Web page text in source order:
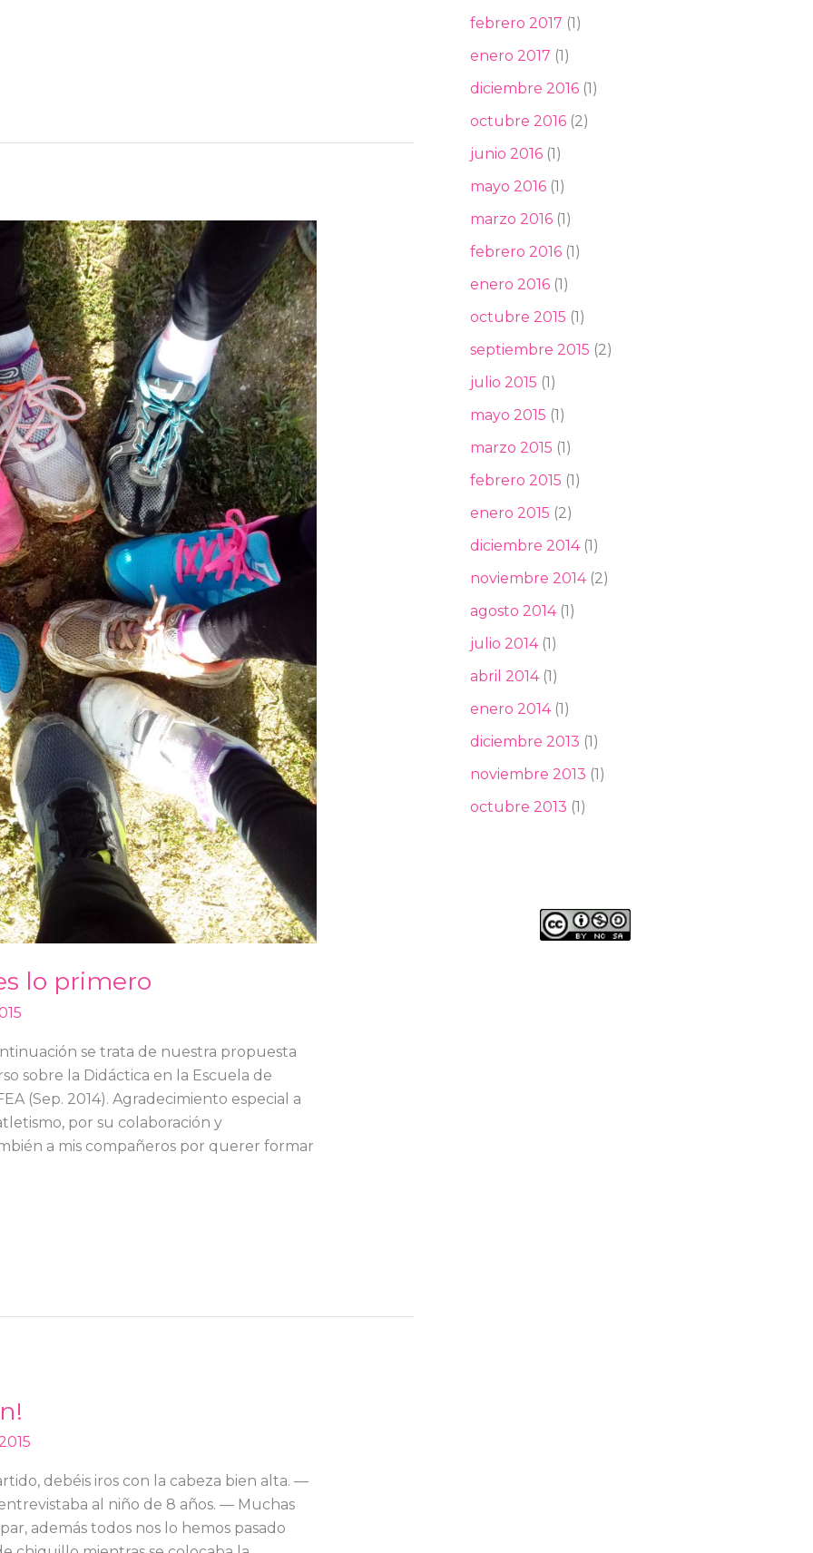
lo primero
se trata de nuestra propuesta
sobre la Didáctica en la Escuela de
(Sep. 2014). Agradecimiento especial a
por su colaboración y
a mis compañeros por querer formar
debéis iros con la cabeza bien alta. —
al niño de 8 años. — Muchas
además todos nos lo hemos pasado
febrero 2017 (1)
enero 2017 (1)
diciembre 2016(1)
octubre 2016(2)
junio 2016(1)
mayo 2016(1)
marzo 2016(1)
febrero 2016(1)
enero 2016(1)
octubre 2015 (1)
septiembre 2015 (2)
julio 2015 (1)
mayo 2015 (1)
marzo 2015 (1)
febrero 2015 (1)
enero 2015 (2)
diciembre 2014(1)
noviembre 2014(2)
agosto 2014(1)
julio 2014(1)
abril 2014(1)
enero 2014(1)
diciembre 2013 (1)
noviembre 2013 (1)
octubre 2013 (1)